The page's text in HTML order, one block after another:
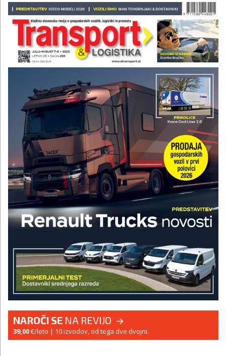
NAROČI SE NA REVIJO
39,00€/leto | 10 izvodov, od tega dve dvojni.